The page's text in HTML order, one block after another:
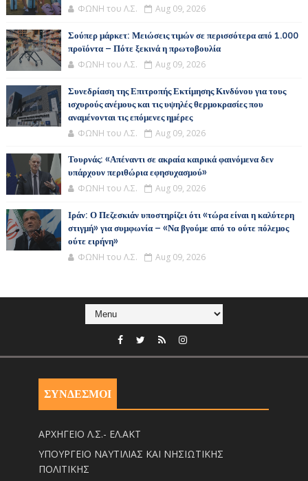
ΦΩΝΗ του Λ.Σ. Aug 09, 2026
Σούπερ μάρκετ: Μειώσεις τιμών σε περισσότερα από 1.000
προϊόντα – Πότε ξεκινά η πρωτοβουλία
ΦΩΝΗ του Λ.Σ. Aug 09, 2026
Συνεδρίαση της Επιτροπής Εκτίμησης Κινδύνου για τους
ισχυρούς ανέμους και τις υψηλές θερμοκρασίες που
αναμένονται τις επόμενες ημέρες
ΦΩΝΗ του Λ.Σ. Aug 09, 2026
Τουρνάς: «Απέναντι σε ακραία καιρικά φαινόμενα δεν
υπάρχουν περιθώρια εφησυχασμού»
ΦΩΝΗ του Λ.Σ. Aug 09, 2026
Ιράν: Ο Πεζεσκιάν υποστηρίζει ότι «τώρα είναι η καλύτερη
στιγμή» για συμφωνία – «Να βγούμε από το ούτε πόλεμος
ούτε ειρήνη»
ΦΩΝΗ του Λ.Σ. Aug 09, 2026
ΣΥΝΔΕΣΜΟΙ
ΑΡΧΗΓΕΙΟ Λ.Σ.- ΕΛ.ΑΚΤ
ΥΠΟΥΡΓΕΙΟ ΝΑΥΤΙΛΙΑΣ ΚΑΙ ΝΗΣΙΩΤΙΚΗΣ
ΠΟΛΙΤΙΚΗΣ